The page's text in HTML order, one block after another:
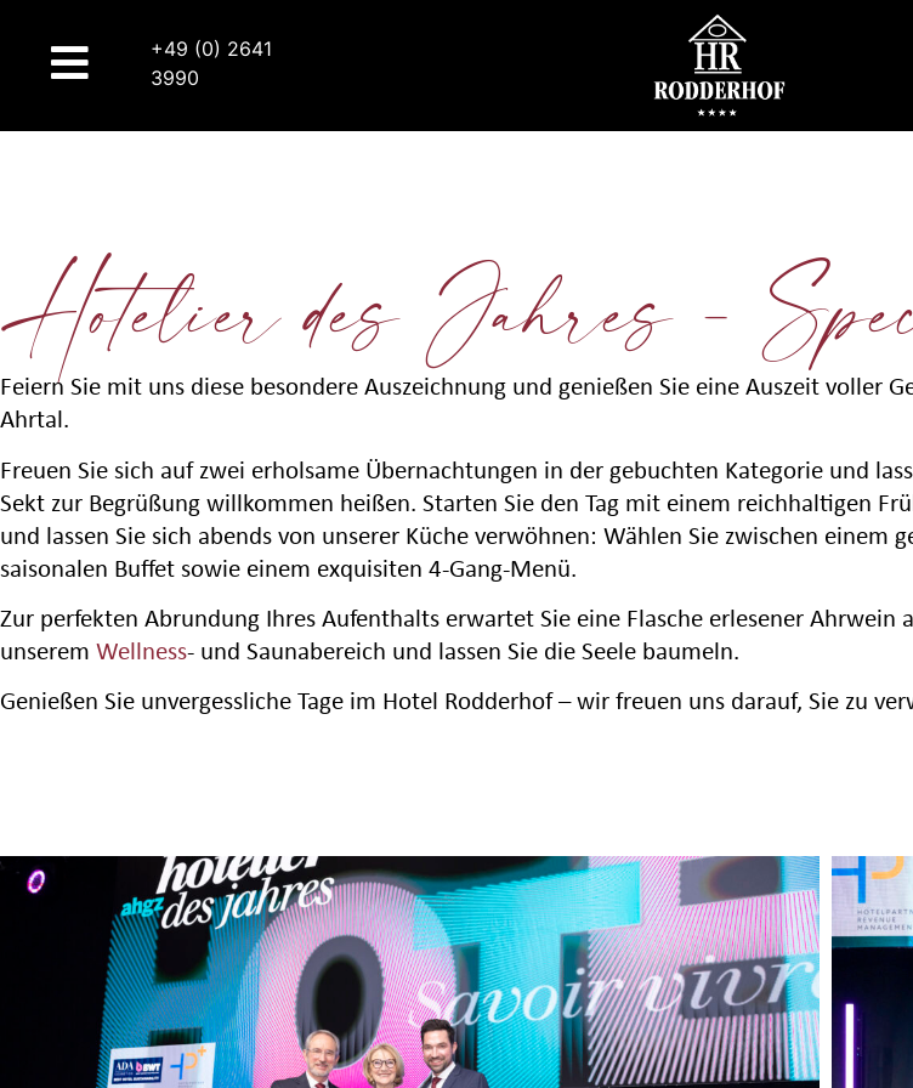
+49 (0) 2641
3990
Hotelier des Jahres -
Feiern Sie mit uns diese besondere Auszeichnung und genießen Sie eine Auszeit voller
Ahrtal.
Freuen Sie sich auf zwei erholsame Übernachtungen in der gebuchten Kategorie und
Sekt zur Begrüßung willkommen heißen. Starten Sie den Tag mit einem reichhaltigen
und lassen Sie sich abends von unserer Küche verwöhnen: Wählen Sie zwischen einem
saisonalen Buffet sowie einem exquisiten 4-Gang-Menü.
Zur perfekten Abrundung Ihres Aufenthalts erwartet Sie eine Flasche erlesener Ahrwein
unserem Wellness- und Saunabereich und lassen Sie die Seele baumeln.
Genießen Sie unvergessliche Tage im Hotel Rodderhof – wir freuen uns darauf, Sie zu